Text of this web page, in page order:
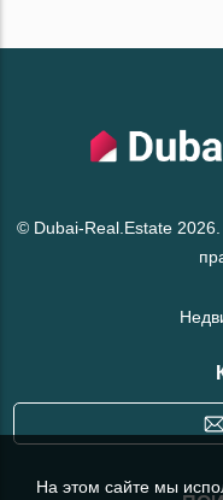
© Dubai-Real.Estate 2026.
На этом сайте мы